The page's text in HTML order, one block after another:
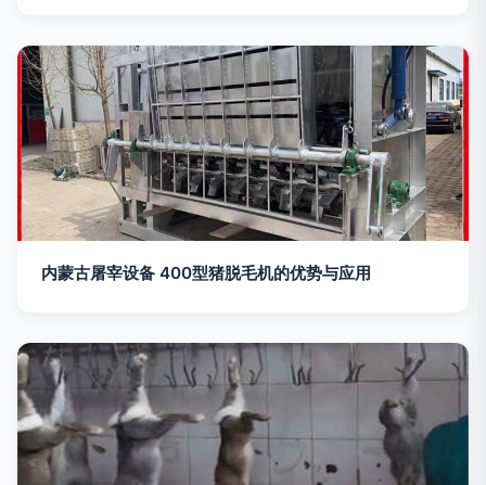
内蒙古屠宰设备 400型猪脱毛机的优势与应用